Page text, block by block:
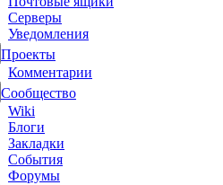
Серверы
Уведомления
Проекты
Комментарии
Сообщество
Wiki
Блоги
Закладки
События
Форумы